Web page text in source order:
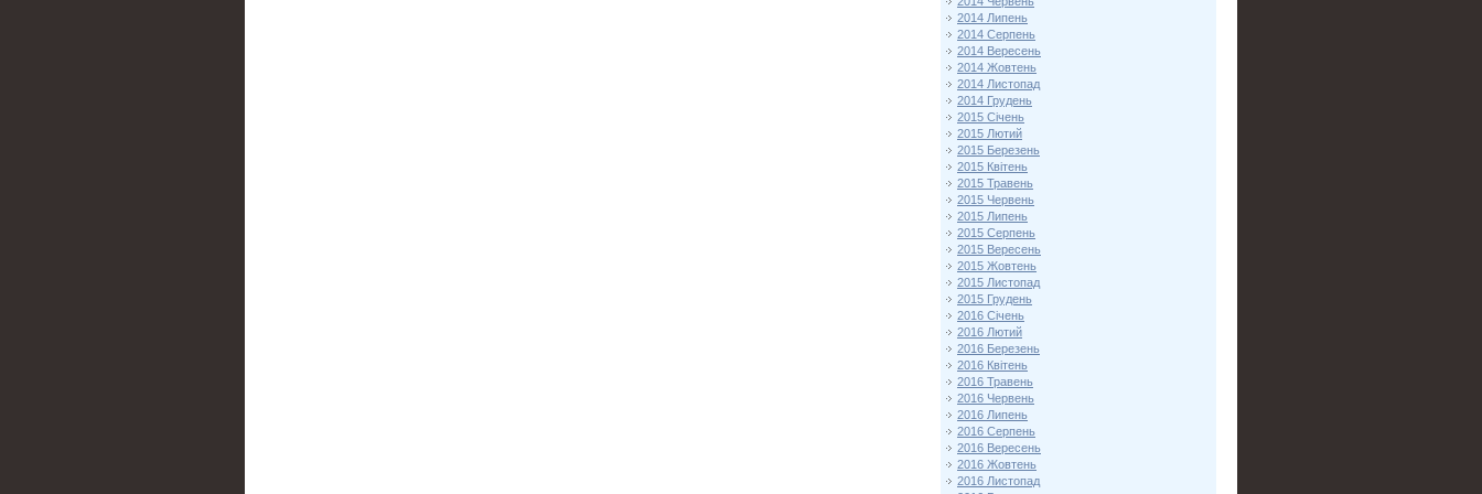
2014 Липень
2014 Серпень
2014 Вересень
2014 Жовтень
2014 Листопад
2014 Грудень
2015 Січень
2015 Лютий
2015 Березень
2015 Квітень
2015 Травень
2015 Червень
2015 Липень
2015 Серпень
2015 Вересень
2015 Жовтень
2015 Листопад
2015 Грудень
2016 Січень
2016 Лютий
2016 Березень
2016 Квітень
2016 Травень
2016 Червень
2016 Липень
2016 Серпень
2016 Вересень
2016 Жовтень
2016 Листопад